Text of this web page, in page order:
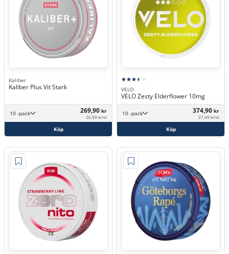
Kaliber
Kaliber Plus Vit Stark
10 -pack 269,90 kr
26,99 kr/st
Köp
VELO
VELO Zesty Elderflower 10mg
10 -pack 374,90 kr
37,49 kr/st
Köp